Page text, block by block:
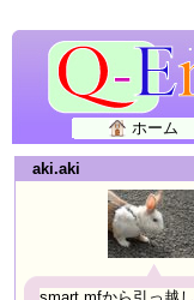
ホーム
aki.aki